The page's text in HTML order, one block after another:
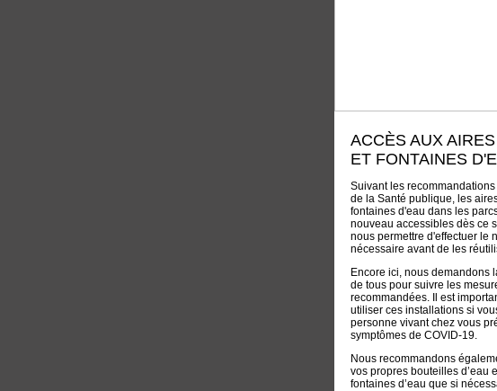
ACCÈS AUX
ET FONTAINES
Suivant les
de la Santé publique, les
fontaines d'eau dans les
nouveau accessibles dès ce
nous permettre d'effectuer le
nécessaire avant de les
Encore ici, nous demandons
de tous pour suivre les
recommandées. Il est
utiliser ces installations si
personne vivant chez vous
symptômes de COVID-19.
Nous recommandons
vos propres bouteilles d’eau
fontaines d’eau que si